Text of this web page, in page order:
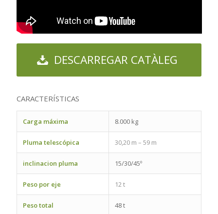
DESCARREGAR CATÀLEG
CARACTERÍSTICAS
Carga máxima 8.000 kg
Pluma telescópica 30,20 m – 59 m
inclinacion pluma 15/30/45º
Peso por eje 12 t
Peso total 48 t